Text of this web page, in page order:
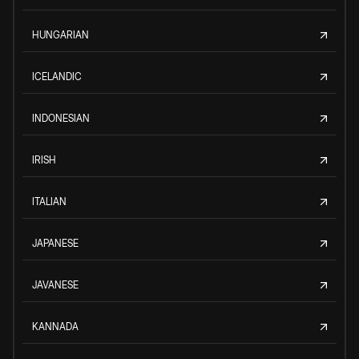
HUNGARIAN
ICELANDIC
INDONESIAN
IRISH
ITALIAN
JAPANESE
JAVANESE
KANNADA